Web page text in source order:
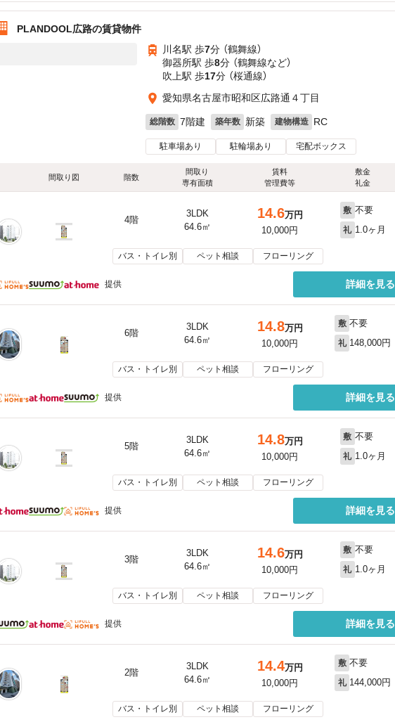
PLANDOOL広路の賃貸物件
川名駅 歩7分 （鶴舞線）
御器所駅 歩8分 （鶴舞線など）
吹上駅 歩17分 （桜通線）
愛知県名古屋市昭和区広路通４丁目
総階数 7階建 築年数 新築 建物構造 RC
駐車場あり 駐輪場あり 宅配ボックス
間取り図 階数
間取り
専有面積
賃料
管理費等
敷金
礼金
4階
3LDK
64.6㎡
14.6万円
10,000円
敷 不要
礼 1.0ヶ月
バス・トイレ別 ペット相談 フローリング
提供 詳細を見る
6階
3LDK
64.6㎡
14.8万円
10,000円
敷 不要
礼 148,000円
バス・トイレ別 ペット相談 フローリング
提供 詳細を見る
5階
3LDK
64.6㎡
14.8万円
10,000円
敷 不要
礼 1.0ヶ月
バス・トイレ別 ペット相談 フローリング
提供 詳細を見る
3階
3LDK
64.6㎡
14.6万円
10,000円
敷 不要
礼 1.0ヶ月
バス・トイレ別 ペット相談 フローリング
提供 詳細を見る
2階
3LDK
64.6㎡
14.4万円
10,000円
敷 不要
礼 144,000円
バス・トイレ別 ペット相談 フローリング